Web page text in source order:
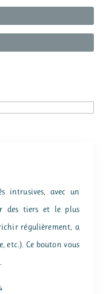
intrusives, avec un
des tiers et le plus
régulièrement, a
etc.). Ce bouton vous